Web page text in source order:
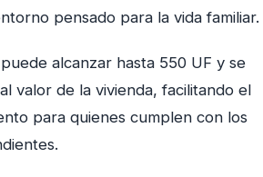
pensado para la vida familiar.
alcanzar hasta 550 UF y se
valor de la vivienda, facilitando el
para quienes cumplen con los